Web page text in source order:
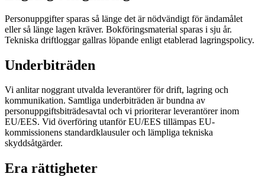
Personuppgifter sparas så länge det är nödvändigt för ändamålet
eller så länge lagen kräver. Bokföringsmaterial sparas i sju år.
Tekniska driftloggar gallras löpande enligt etablerad lagringspolicy.
Underbiträden
Vi anlitar noggrant utvalda leverantörer för drift, lagring och
kommunikation. Samtliga underbiträden är bundna av
personuppgiftsbiträdesavtal och vi prioriterar leverantörer inom
EU/EES. Vid överföring utanför EU/EES tillämpas EU-
kommissionens standardklausuler och lämpliga tekniska
skyddsåtgärder.
Era rättigheter